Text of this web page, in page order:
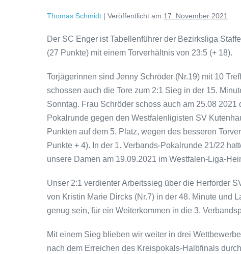
Thomas Schmidt | Veröffentlicht am 17. November 2021
Der SC Enger ist Tabellenführer der Bezirksliga
(27 Punkte) mit einem Torverhältnis von 23:5 (+ 18).
Torjägerinnen sind Jenny Schröder (Nr.19) mit 10
schossen auch die Tore zum 2:1 Sieg in der 15.
Sonntag. Frau Schröder schoss auch am 25.08
Pokalrunde gegen den Westfalenligisten SV
Punkten auf dem 5. Platz, wegen des besseren
Punkte + 4). In der 1. Verbands-Pokalrunde 21/22
unsere Damen am 19.09.2021 im Westfalen-Liga-
Unser 2:1 verdienter Arbeitssieg über die Herforder
von Kristin Marie Dircks (Nr.7) in der 48. Minute und
genug sein, für ein Weiterkommen in die 3.
Mit einem Sieg blieben wir weiter in drei
nach dem Erreichen des Kreispokals-Halbfinals